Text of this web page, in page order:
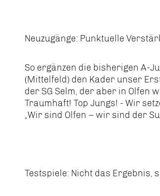
Neuzugänge: Punktuelle
So ergänzen die bisherigen A-
(Mittelfeld) den Kader unser
der SG Selm, der aber in Olfen
Traumhaft! Top Jungs! - Wir
„Wir sind Olfen – wir sind der
Testspiele: Nicht das Ergebnis,